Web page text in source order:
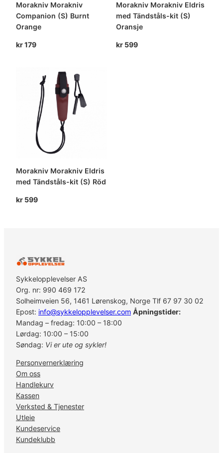
Morakniv Morakniv
Companion (S) Burnt
Orange
kr179
Morakniv Morakniv Eldris
med Tändståls-kit (S)
Oransje
kr599
Morakniv Morakniv Eldris
med Tändståls-kit (S) Röd
kr 599
Sykkelopplevelser AS
Org. nr: 990 469 172
Solheimveien 56, 1461 Lørenskog, Norge Tlf 67 97 30 02
Epost: info@sykkelopplevelser.com Åpningstider:
Mandag – fredag: 10:00 – 18:00
Lørdag: 10:00 – 15:00
Søndag: Vi er ute og sykler!
Personvernerklæring
Om oss
Handlekurv
Kassen
Verksted & Tjenester
Utleie
Kundeservice
Kundeklubb